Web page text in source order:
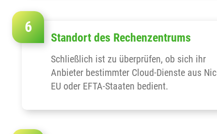
Standort des Rechenzentrums
Schließlich ist zu überprüfen, ob sich ihr
Anbieter bestimmter Cloud-Dienste aus
EU oder EFTA-Staaten bedient.